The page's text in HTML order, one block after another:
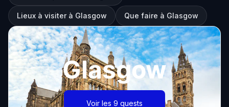
Lieux à visiter à Glasgow Que faire à Glasgow
Glasgow
Voir les 9 quests